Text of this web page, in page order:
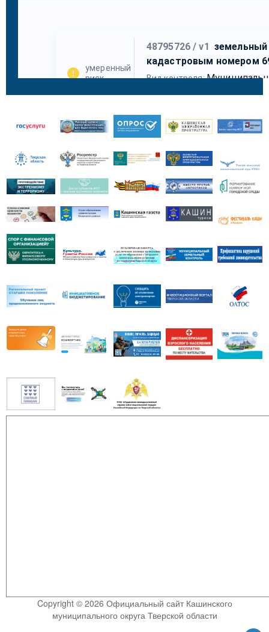
Copyright © 2026 Официальный сайт Кашинского
муниципального округа Тверской области